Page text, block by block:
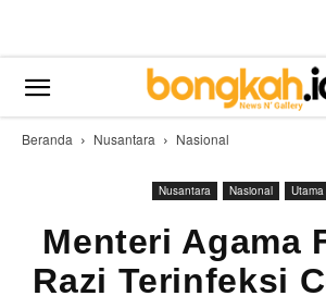
Beranda Nusantara Nasional
Nusantara Nasional Utama
Menteri Agama
Razi Terinfeksi